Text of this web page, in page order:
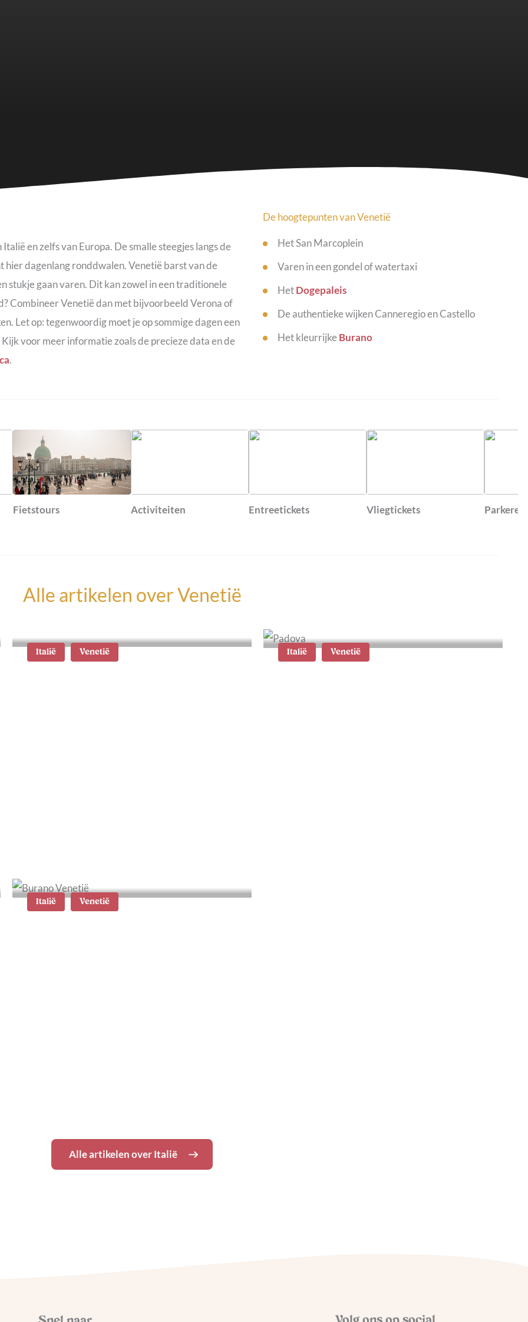
en zelfs van Europa. De smalle steegjes langs de
hier dagenlang ronddwalen. Venetië barst van de
stukje gaan varen. Dit kan zowel in een traditionele
Combineer Venetië dan met bijvoorbeeld Verona of
Let op: tegenwoordig moet je op sommige dagen een
voor meer informatie zoals de precieze data en de
.
De hoogtepunten vanVenetië
Het San Marcoplein
Varen in een gondel of watertaxi
HetDogepaleis
De authentieke wijken Canneregio en Castello
Het kleurrijkeBurano
Fietstours Activiteiten Entreetickets Vliegtickets
Alle artikelen overVenetië
Italië Venetië Italië Venetië
Italië Venetië
Alle artikelen overItalië